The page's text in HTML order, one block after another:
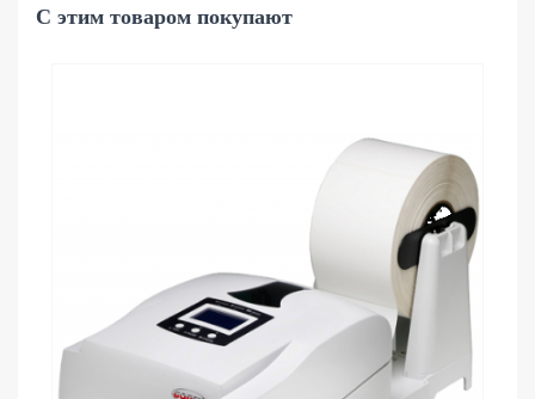
С этим товаром покупают